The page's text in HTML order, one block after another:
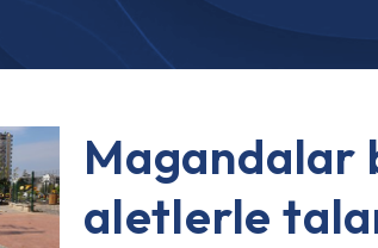
Magandalar
aletlerle